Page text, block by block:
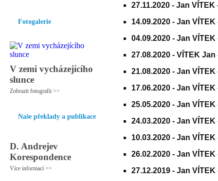
Fotogalerie
V zemi vycházejícího
slunce
Zobrazit fotografii >>
Naše překlady a publikace
D. Andrejev
Korespondence
Více informací >>
27.11.2020 - Jan
14.09.2020 - Jan VÍTEK
04.09.2020 - Jan
27.08.2020 - VÍTEK
21.08.2020 - Jan
17.06.2020 - Jan
25.05.2020 - Jan
24.03.2020 - Jan VÍTEK
10.03.2020 - Jan
26.02.2020 - Jan VÍTEK
27.12.2019 - Jan VÍTEK